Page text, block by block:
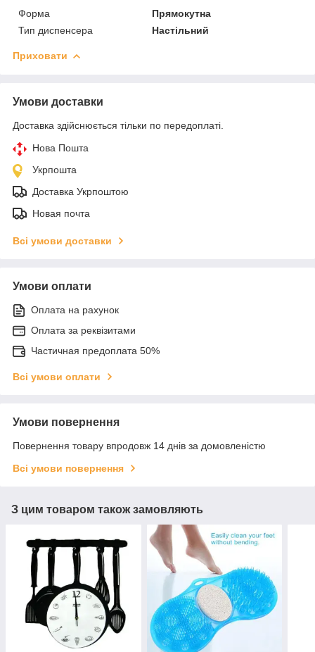
Форма
Прямокутна
Тип диспенсера
Настільний
Приховати
Умови доставки
Доставка здійснюється тільки по передоплаті.
Нова Пошта
Укрпошта
Доставка Укрпоштою
Новая почта
Всі умови доставки
Умови оплати
Оплата на рахунок
Оплата за реквізитами
Частичная предоплата 50%
Всі умови оплати
Умови повернення
Повернення товару впродовж 14 днів за домовленістю
Всі умови повернення
З цим товаром також замовляють